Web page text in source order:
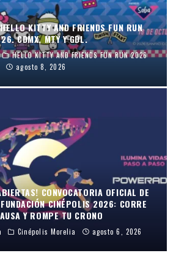
KITTY AND FRIENDS FUN RUN
CDMX, MTY Y GDL.
HELLO KITTY AND FRIENDS FUN RUN 2026
agosto 8, 2026
CONVOCATORIA OFICIAL DE
CINÉPOLIS 2026: CORRE
Y ROMPE TU CRONO
Cinépolis Morelia agosto 6, 2026